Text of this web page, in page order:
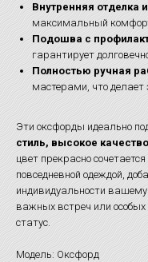
Внутренняя отделка
максимальный
Подошва с
гарантирует
Полностью ручная
мастерами, что делает
Эти оксфорды идеально
стиль, высокое
цвет прекрасно
повседневной одеждой,
индивидуальности
важных встреч или особых
статус.
Модель: Оксфорд